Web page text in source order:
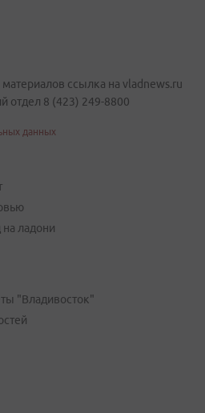
ссылка на vladnews.ru
отдел 8 (423) 249-8800
данных
на ладони
"Владивосток"